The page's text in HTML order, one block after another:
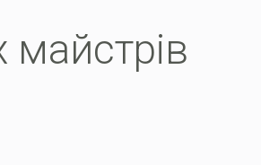
майстрiв